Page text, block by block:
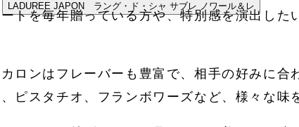
LADUREE JAPON ラング・ド・シャ サブレ ノワール＆レ
トを毎年贈っている方や、特別感を演出し
ロンはフレーバーも豊富で、相手の好みに合
ピスタチオ、フランボワーズなど、様々な味